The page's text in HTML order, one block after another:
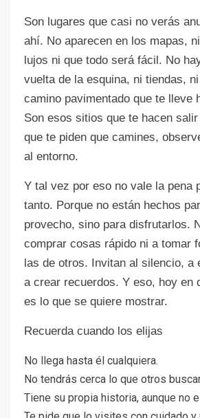
Son lugares que casi no verás
ahí. No aparecen en los mapas,
lujos ni que todo será fácil. No
vuelta de la esquina, ni tiendas,
camino pavimentado que te lleve
Son esos sitios que te hacen
que te piden que camines,
al entorno.
Y tal vez por eso no vale la pena
tanto. Porque no están hechos
provecho, sino para disfrutarlos.
comprar cosas rápido ni a tomar
las de otros. Invitan al silencio, a
a crear recuerdos. Y eso, hoy en
es lo que se quiere mostrar.
Recuerda cuando los elijas
No llega hasta él cualquiera.
No tendrás cerca lo que otros
Tiene su propia historia, aunque no